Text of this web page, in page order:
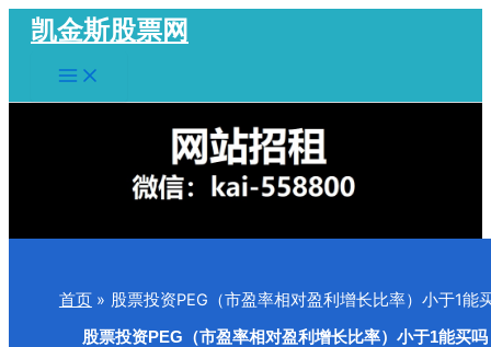
容
凯金斯股票网
Main
Menu
首页 股票投资PEG（市盈率相对盈利增长比率）小于1能
股票投资PEG（市盈率相对盈利增长比率）小于1能买吗